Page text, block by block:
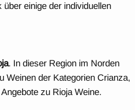
einige der individuellen
. In dieser Region im Norden
Weinen der Kategorien Crianza,
zu Rioja Weine.